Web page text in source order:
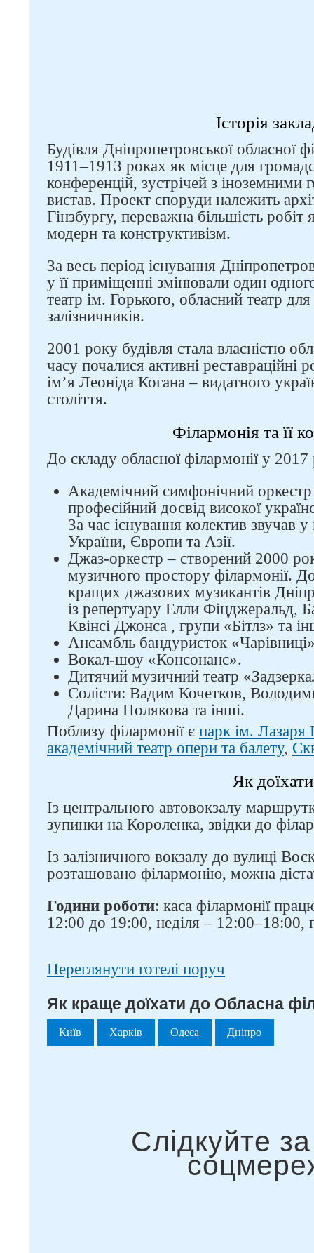
Історія
Будівля Дніпропетровської обласної
1911–1913 роках як місце для
конференцій, зустрічей з іноземними
вистав. Проект споруди належить
Гінзбургу, переважна більшість робіт
модерн та конструктивізм.
За весь період існування
у її приміщенні змінювали один
театр ім. Горького, обласний театр
залізничників.
2001 року будівля стала власністю
часу почалися активні реставраційні
ім’я Леоніда Когана – видатного
століття.
Філармонія та її
До складу обласної філармонії у 2017
Академічний симфонічний
професійний досвід високої
За час існування колектив звучав
України, Європи та Азії.
Джаз-оркестр – створений 2000
музичного простору філармонії.
кращих джазових музикантів
із репертуару Елли Фіцджеральд,
Квінсі Джонса , групи «Бітлз» та
Ансамбль бандуристок
Вокал-шоу «Консонанс».
Дитячий музичний театр
Солісти: Вадим Кочетков,
Дарина Полякова та інші.
Поблизу філармонії є парк ім. Лазаря
академічний театр опери та балету,
Як доїхати
Із центрального автовокзалу
зупинки на Короленка, звідки до
Із залізничного вокзалу до вулиці
розташовано філармонію, можна
Години роботи: каса філармонії
12:00 до 19:00, неділя – 12:00–18:00,
Переглянути готелі поруч
Як краще доїхати до Обласна
Київ Харків Одеса Дніпро
Слідкуйте за нами в
соцмережах